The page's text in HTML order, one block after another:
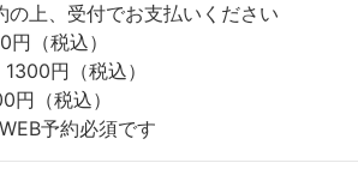
の上、受付でお支払いください
円（税込）
1300円（税込）
円（税込）
予約必須です